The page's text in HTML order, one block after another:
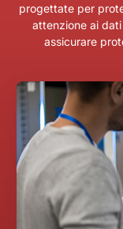
progettate per
attenzione ai
assicurare